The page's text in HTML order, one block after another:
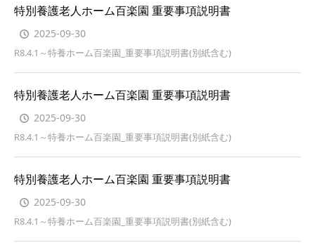
特別養護老人ホーム百楽園 重要事項説明書
2025-09-30
R8.4.1～特養ホーム百楽園_重要事項説明書(別紙含む)
特別養護老人ホーム百楽園 重要事項説明書
2025-09-30
R8.4.1～特養ホーム百楽園_重要事項説明書(別紙含む)
特別養護老人ホーム百楽園 重要事項説明書
2025-09-30
R8.4.1～特養ホーム百楽園_重要事項説明書(別紙含む)